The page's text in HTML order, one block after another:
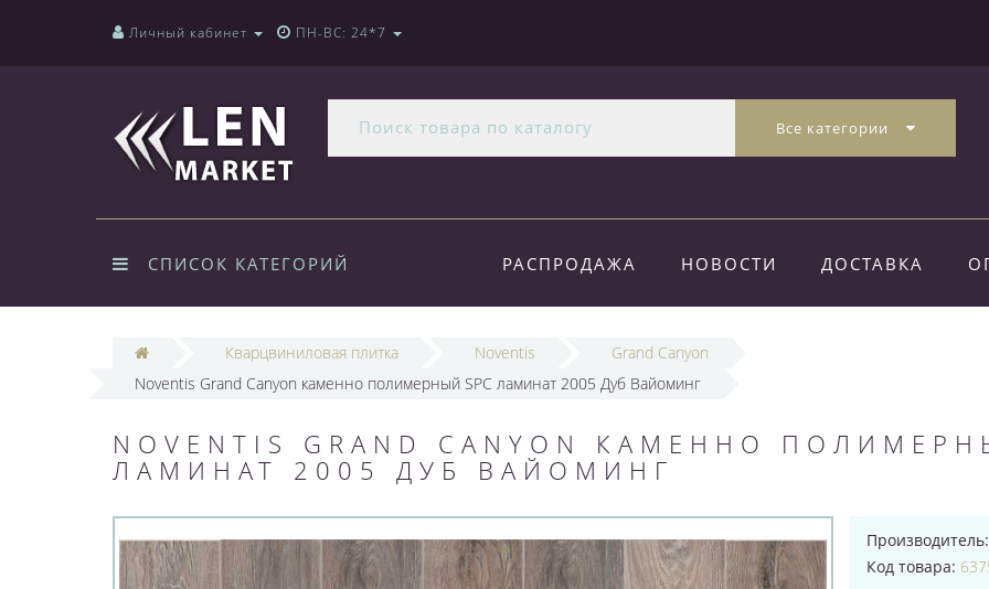
Личный кабинет ПН-ВС: 24*7
Все категории
СПИСОК КАТЕГОРИЙ РАСПРОДАЖА НОВОСТИ ДОСТАВКА
Кварцвиниловая плитка Noventis
Grand Canyon
Noventis Grand Canyon каменно полимерный SPC ламинат 2005 Дуб Вайоминг
NOVENTIS GRAND CANYON КАМЕННО
ЛАМИНАТ 2005 ДУБ ВАЙОМИНГ
Код товара: